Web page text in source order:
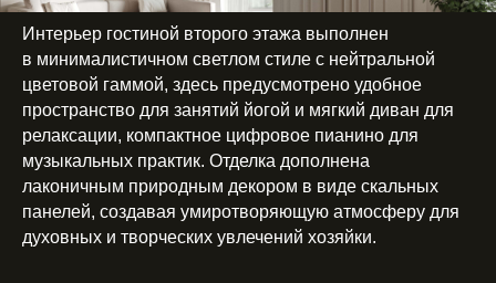
Интерьер гостиной второго этажа выполнен
в минималистичном светлом стиле с нейтральной
цветовой гаммой, здесь предусмотрено удобное
пространство для занятий йогой и мягкий диван для
релаксации, компактное цифровое пианино для
музыкальных практик. Отделка дополнена
лаконичным природным декором в виде скальных
панелей, создавая умиротворяющую атмосферу для
духовных и творческих увлечений хозяйки.